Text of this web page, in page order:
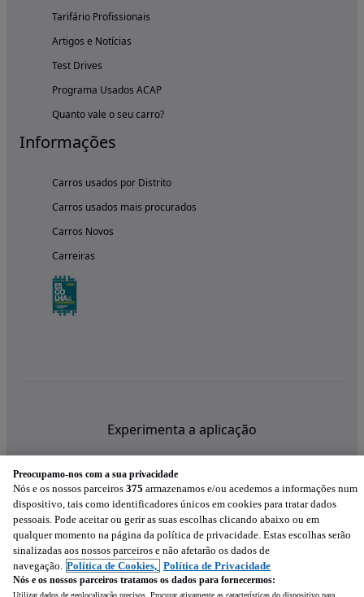
Tarifário Profissionais
Artigos e Notícias
Test Drives
Programa Usados ACAP
Quanto vale o seu carro?
Informações
Carros usados por Distrito
Carros usados mais procurados
Carros Novos
Carreiras
Experimenta a aplicação
Preocupamo-nos com a sua privacidade
Nós e os nossos parceiros 375 armazenamos e/ou acedemos a informações num
dispositivo, tais como identificadores únicos em cookies para tratar dados
pessoais. Pode aceitar ou gerir as suas escolhas clicando abaixo ou em
qualquer momento na página da política de privacidade. Estas escolhas serão
sinalizadas aos nossos parceiros e não afetarão os dados de
navegação. Política de Cookies, Política de Privacidade
Nós e os nossos parceiros tratamos os dados para fornecermos:
Utilizar dados de geolocalização precisos. Procurar ativamente as características do dispositivo para